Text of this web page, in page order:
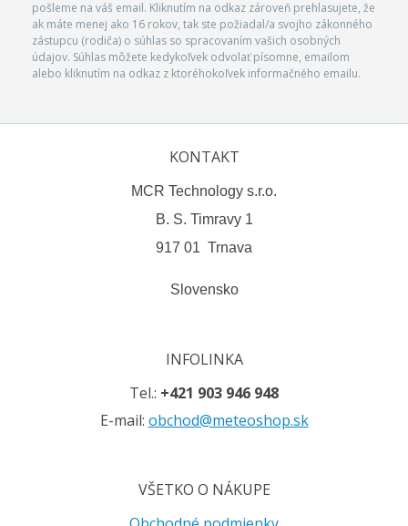
pošleme na váš email. Kliknutím na odkaz zároveň prehlasujete, že
ak máte menej ako 16 rokov, tak ste požiadal/a svojho zákonného
zástupcu (rodiča) o súhlas so spracovaním vašich osobných
údajov. Súhlas môžete kedykoľvek odvolať písomne, emailom
alebo kliknutím na odkaz z ktoréhokoľvek informačného emailu.
KONTAKT
MCR Technology s.r.o.
B. S. Timravy 1
917 01 Trnava
Slovensko
INFOLINKA
Tel.: +421 903 946 948
E-mail: obchod@meteoshop.sk
VŠETKO O NÁKUPE